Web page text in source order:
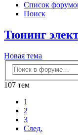
Список
Поиск
Тюнинг
Новая тема
107 тем
1
2
3
След.